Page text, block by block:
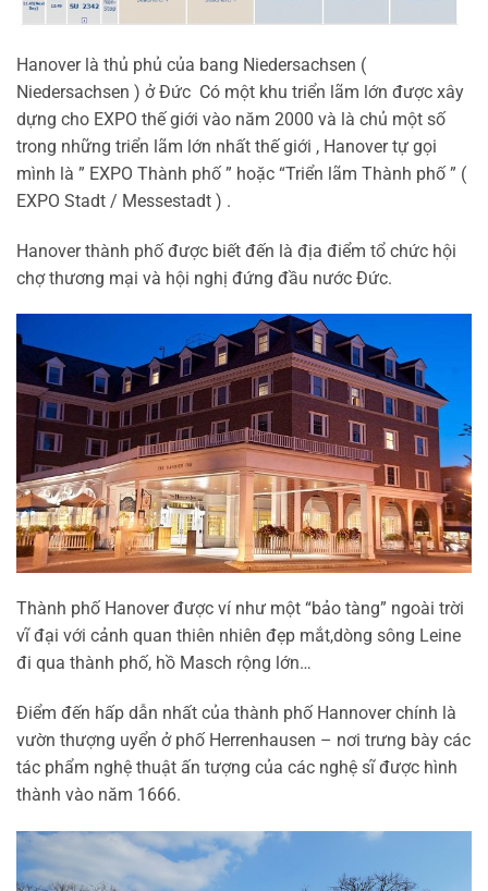
Hanover là thủ phủ của bang Niedersachsen (
Niedersachsen ) ở Đức Có một khu triển lãm lớn được xây
dựng cho EXPO thế giới vào năm 2000 và là chủ một số
trong những triển lãm lớn nhất thế giới , Hanover tự gọi
mình là ” EXPO Thành phố ” hoặc “Triển lãm Thành phố ” (
EXPO Stadt / Messestadt ) .
Hanover thành phố được biết đến là địa điểm tổ chức hội
chợ thương mại và hội nghị đứng đầu nước Đức.
Thành phố Hanover được ví như một “bảo tàng” ngoài trời
vĩ đại với cảnh quan thiên nhiên đẹp mắt,dòng sông Leine
đi qua thành phố, hồ Masch rộng lớn…
Điểm đến hấp dẫn nhất của thành phố Hannover chính là
vườn thượng uyển ở phố Herrenhausen – nơi trưng bày các
tác phẩm nghệ thuật ấn tượng của các nghệ sĩ được hình
thành vào năm 1666.